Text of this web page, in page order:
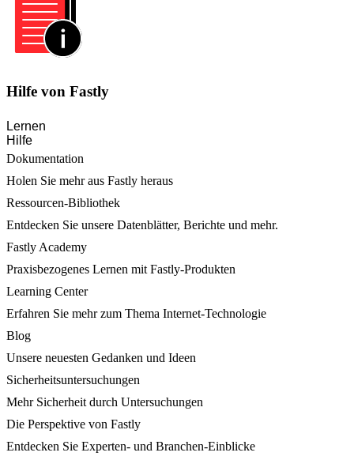
Hilfe von Fastly
Lernen
Hilfe
Dokumentation
Holen Sie mehr aus Fastly heraus
Ressourcen-Bibliothek
Entdecken Sie unsere Datenblätter, Berichte und mehr.
Fastly Academy
Praxisbezogenes Lernen mit Fastly-Produkten
Learning Center
Erfahren Sie mehr zum Thema Internet-Technologie
Blog
Unsere neuesten Gedanken und Ideen
Sicherheitsuntersuchungen
Mehr Sicherheit durch Untersuchungen
Die Perspektive von Fastly
Entdecken Sie Experten- und Branchen-Einblicke